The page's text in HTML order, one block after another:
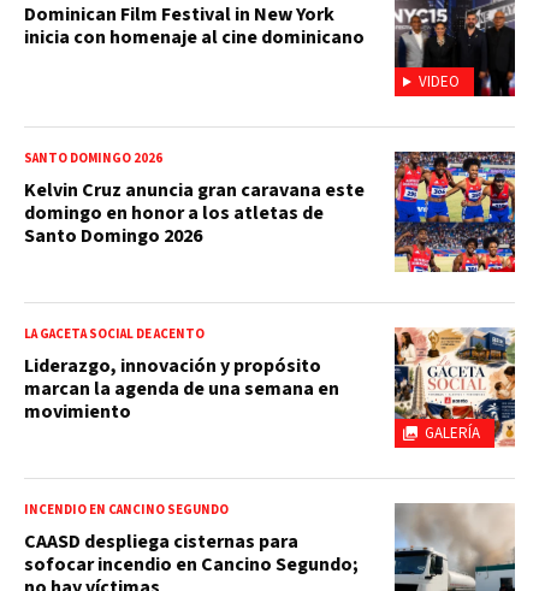
VIDEO
Dominican Film Festival in New York
inicia con homenaje al cine dominicano
SANTO DOMINGO 2026
Kelvin Cruz anuncia gran caravana este
domingo en honor a los atletas de
Santo Domingo 2026
GALERÍA
LA GACETA SOCIAL DE ACENTO
Liderazgo, innovación y propósito
marcan la agenda de una semana en
movimiento
INCENDIO EN CANCINO SEGUNDO
CAASD despliega cisternas para
sofocar incendio en Cancino Segundo;